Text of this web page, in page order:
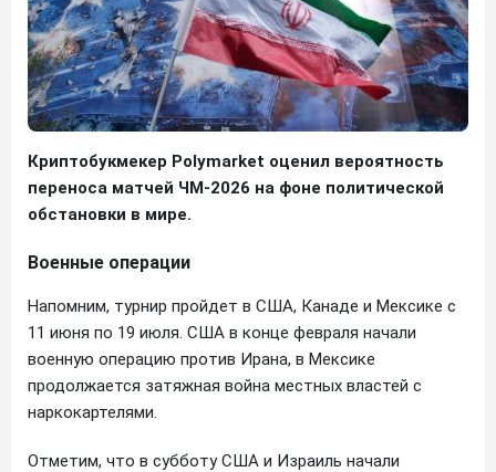
Криптобукмекер Polymarket оценил вероятность
переноса матчей ЧМ-2026 на фоне политической
обстановки в мире.
Военные операции
Напомним, турнир пройдет в США, Канаде и Мексике с
11 июня по 19 июля. США в конце февраля начали
военную операцию против Ирана, в Мексике
продолжается затяжная война местных властей с
наркокартелями.
Отметим, что в субботу США и Израиль начали